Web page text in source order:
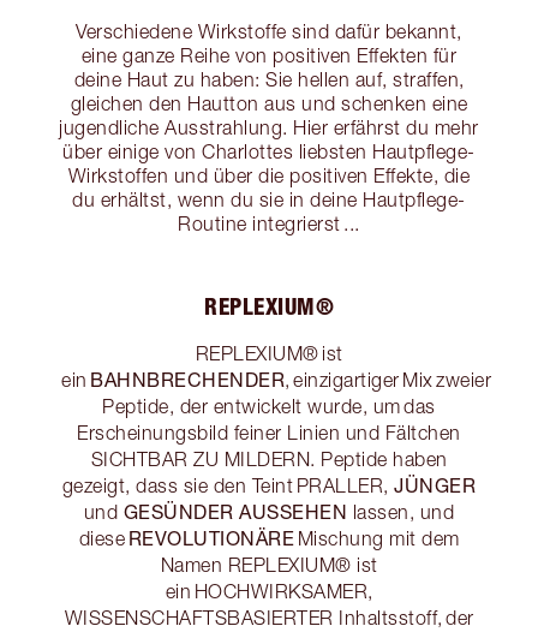
Verschiedene Wirkstoffe sind dafür bekannt,
eine ganze Reihe von positiven Effekten für
deine Haut zu haben: Sie hellen auf, straffen,
gleichen den Hautton aus und schenken eine
jugendliche Ausstrahlung. Hier erfährst du mehr
über einige von Charlottes liebsten Hautpflege-
Wirkstoffen und über die positiven Effekte, die
du erhältst, wenn du sie in deine Hautpflege-
Routine integrierst ...
REPLEXIUM®
REPLEXIUM® ist
ein BAHNBRECHENDER, einzigartiger Mix zweier
Peptide, der entwickelt wurde, um das
Erscheinungsbild feiner Linien und Fältchen
SICHTBAR ZU MILDERN. Peptide haben
gezeigt, dass sie den Teint PRALLER,JÜNGER
und GESÜNDER AUSSEHEN lassen, und
diese REVOLUTIONÄRE Mischung mit dem
Namen REPLEXIUM® ist
ein HOCHWIRKSAMER,
WISSENSCHAFTSBASIERTER Inhaltsstoff, der